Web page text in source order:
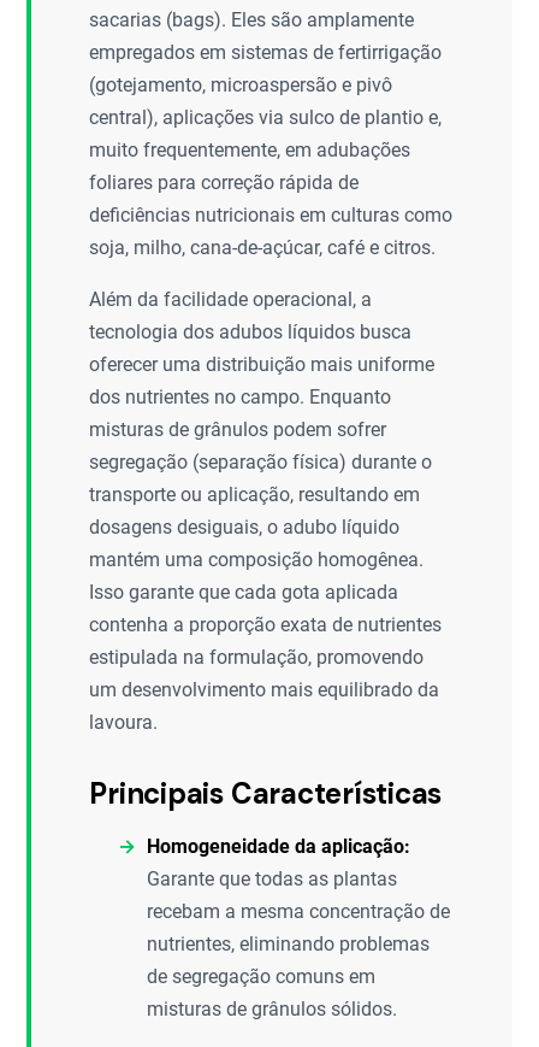
sacarias (bags). Eles são amplamente
empregados em sistemas de fertirrigação
(gotejamento, microaspersão e pivô
central), aplicações via sulco de plantio e,
muito frequentemente, em adubações
foliares para correção rápida de
deficiências nutricionais em culturas como
soja, milho, cana-de-açúcar, café e citros.
Além da facilidade operacional, a
tecnologia dos adubos líquidos busca
oferecer uma distribuição mais uniforme
dos nutrientes no campo. Enquanto
misturas de grânulos podem sofrer
segregação (separação física) durante o
transporte ou aplicação, resultando em
dosagens desiguais, o adubo líquido
mantém uma composição homogênea.
Isso garante que cada gota aplicada
contenha a proporção exata de nutrientes
estipulada na formulação, promovendo
um desenvolvimento mais equilibrado da
lavoura.
Principais Características
Homogeneidade da aplicação:
Garante que todas as plantas
recebam a mesma concentração de
nutrientes, eliminando problemas
de segregação comuns em
misturas de grânulos sólidos.